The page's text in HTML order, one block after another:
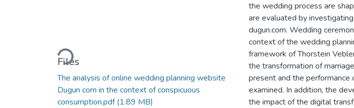
Loading...
Files
The analysis of online wedding planning website
Dugun com in the context of conspicuous
consumption.pdf(1.89 MB)
the wedding process are
are evaluated by
dugun.com. Wedding
context of the wedding
framework of Thorstein
the transformation of
present and the performance
examined. In addition, the
the impact of the digital